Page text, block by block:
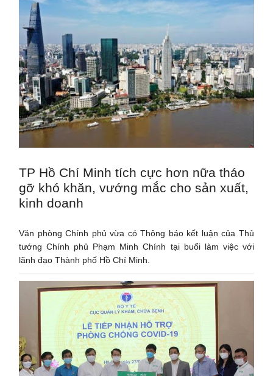
TP Hồ Chí Minh tích cực hơn nữa tháo
gỡ khó khăn, vướng mắc cho sản xuất,
kinh doanh
Văn phòng Chính phủ vừa có Thông báo kết luận của Thủ
tướng Chính phủ Phạm Minh Chính tại buổi làm việc với
lãnh đạo Thành phố Hồ Chí Minh.